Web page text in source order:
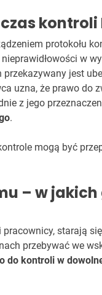
kontroli
protokołu
w
jest
uzna, że prawo do
z jego
.
mogą być
– w
starają
przebywać we
do kontroli w